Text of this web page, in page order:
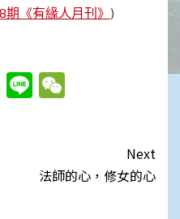
期《有緣人月刊》 )
Telegram
Line
Next
法師的心，修女的心